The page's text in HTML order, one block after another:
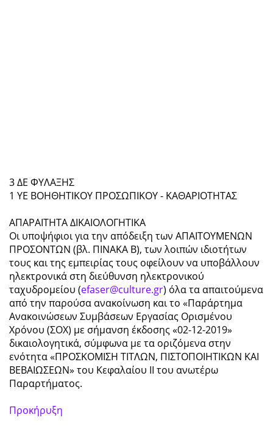
3 ΔΕ ΦΥΛΑΞΗΣ
1 ΥΕ ΒΟΗΘΗΤΙΚΟΥ ΠΡΟΣΩΠΙΚΟΥ - ΚΑΘΑΡΙΟΤΗΤΑΣ
ΑΠΑΡΑΙΤΗΤΑ ΔΙΚΑΙΟΛΟΓΗΤΙΚΑ
Οι υποψήφιοι για την απόδειξη των ΑΠΑΙΤΟΥΜΕΝΩΝ
ΠΡΟΣΟΝΤΩΝ (βλ. ΠΙΝΑΚΑ Β), των λοιπών ιδιοτήτων
τους και της εμπειρίας τους οφείλουν να υποβάλλουν
ηλεκτρονικά στη διεύθυνση ηλεκτρονικού
ταχυδρομείου (efaser@culture.gr) όλα τα απαιτούμενα
από την παρούσα ανακοίνωση και το «Παράρτημα
Ανακοινώσεων Συμβάσεων Εργασίας Ορισμένου
Χρόνου (ΣΟΧ) με σήμανση έκδοσης «02-12-2019»
δικαιολογητικά, σύμφωνα με τα οριζόμενα στην
ενότητα «ΠΡΟΣΚΟΜΙΣΗ ΤΙΤΛΩΝ, ΠΙΣΤΟΠΟΙΗΤΙΚΩΝ ΚΑΙ
ΒΕΒΑΙΩΣΕΩΝ» του Κεφαλαίου ΙΙ του ανωτέρω
Παραρτήματος.
Προκήρυξη